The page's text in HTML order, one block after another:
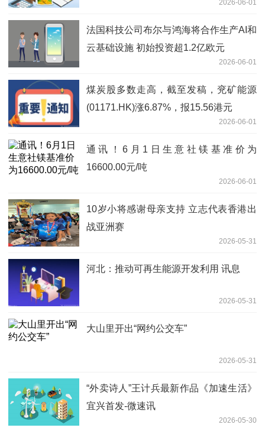
2026-06-01
法国科技公司布尔与鸿海将合作生产AI和
云基础设施 初始投资超1.2亿欧元
2026-06-01
煤炭股多数走高，截至发稿，兖矿能源
(01171.HK)涨6.87%，报15.56港元
2026-06-01
通讯！6月1日生意社镁基准价为
16600.00元/吨
2026-06-01
10岁小将感谢母亲支持 立志代表香港出
战亚洲赛
2026-05-31
河北：推动可再生能源开发利用 讯息
2026-05-31
大山里开出“网约公交车”
2026-05-31
“外卖诗人”王计兵最新作品《加速生活》
宜兴首发-微速讯
2026-05-30